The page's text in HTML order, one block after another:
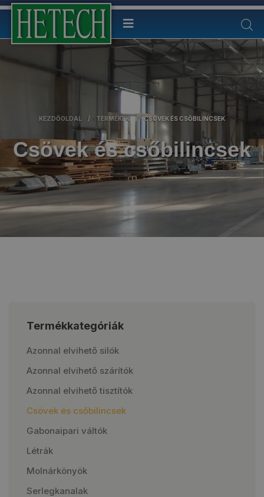
KEZDŐOLDAL / TERMÉKEK / CSÖVEK ÉS CSŐBILINCSEK
Csövek és csőbilincsek
Termékkategóriák
Azonnal elvihető silók
Azonnal elvihető szárítók
Azonnal elvihető tisztítók
Csövek és csőbilincsek
Gabonaipari váltók
Létrák
Molnárkönyök
Serlegkanalak